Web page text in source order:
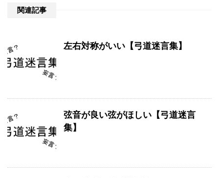
関連記事
左右対称がいい【弓道迷言集】
弦音が良い弦がほしい【弓道迷言
集】